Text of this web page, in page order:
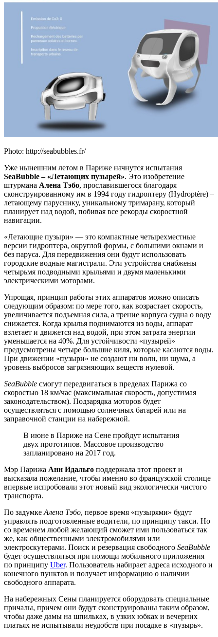
Photo: http://seabubbles.fr/
Уже нынешним летом в Париже начнутся испытания
SeaBubble – «Летающих пузырей». Это изобретение
штурмана Алена Тэбо, прославившегося благодаря
сконструированному им в 1994 году гидроптеру (Hydroptère) –
летающему паруснику, уникальному тримарану, который
планирует над водой, побивая все рекорды скоростной
навигации.
«Летающие пузыри» — это компактные четырехместные
версии гидроптера, округлой формы, с большими окнами и
без паруса. Для передвижения они будут использовать
городские водные магистрали. Эти устройства снабжены
четырьмя подводными крыльями и двумя маленькими
электрическими моторами.
Упрощая, принцип работы этих аппаратов можно описать
следующим образом: по мере того, как возрастает скорость,
увеличивается подъемная сила, а трение корпуса судна о воду
снижается. Когда крылья поднимаются из воды, аппарат
взлетает и движется над водой, при этом затрата энергии
уменьшается на 40%. Для устойчивости «пузырей»
предусмотрены четыре большие киля, которые касаются воды.
При движении «пузыри» не создают ни волн, ни шума, а
уровень выбросов загрязняющих веществ нулевой.
SeaBubble смогут передвигаться в пределах Парижа со
скоростью 18 км/час (максимальная скорость, допустимая
законодательством). Подзарядка моторов будет
осуществляться с помощью солнечных батарей или на
заправочной станции на набережной.
В июне в Париже на Сене пройдут испытания
двух прототипов. Массовое производство
запланировано на 2017 год.
Мэр Парижа Анн Идальго поддержала этот проект и
высказала пожелание, чтобы именно во французской столице
впервые испробовали этот новый вид экологически чистого
транспорта.
По задумке Алена Тэбо, первое время «пузырями» будут
управлять подготовленные водители, по принципу такси. Но
со временем любой желающий сможет ими пользоваться так
же, как общественными электромобилями или
электроскутерами. Поиск и резервация свободного SeaBubble
будет осуществляться при помощи мобильного приложения
по принципу Uber. Пользователь набирает адреса исходного и
конечного пунктов и получает информацию о наличии
свободного аппарата.
На набережных Сены планируется оборудовать специальные
причалы, причем они будут сконструированы таким образом,
чтобы даже дамы на шпильках, в узких юбках и вечерних
платьях не испытывали неудобств при посадке в «пузырь».